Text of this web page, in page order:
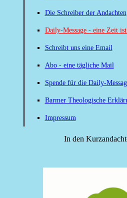
Die Schreiber der Andachten
Daily-Message - eine Zeit
Schreibt uns eine Email
Abo - eine tägliche Mail
Spende für die Daily-
Barmer Theologische
Impressum
In den